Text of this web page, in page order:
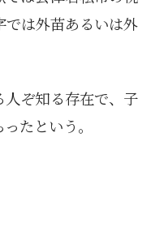
は外苗あるいは外
ぞ知る存在で、子
たという。